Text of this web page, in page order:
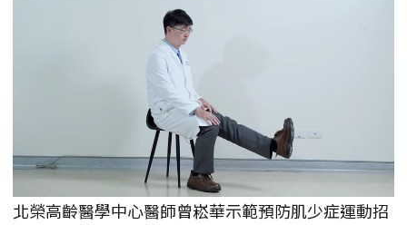
北榮高齡醫學中心醫師曾崧華示範預防肌少症運動招